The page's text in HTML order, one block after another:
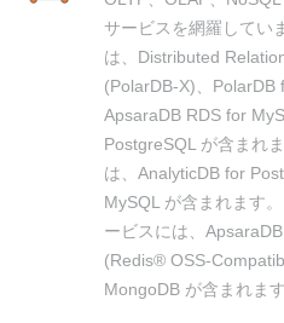
サービスを網羅してい
は、Distributed
(PolarDB-X)、PolarDB
ApsaraDB RDS for
PostgreSQL が含まれ
は、AnalyticDB for
MySQL が含まれます
ービスには、
(Redis® OSS-
MongoDB が含まれます